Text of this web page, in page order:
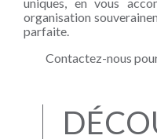
organisation
parfaite.
Contactez-nous